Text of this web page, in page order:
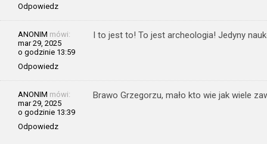
Odpowiedz
ANONIM mówi:
mar 29, 2025
o godzinie 13:59
Odpowiedz
I to jest to! To jest archeologia! Jedyny
ANONIM mówi:
mar 29, 2025
o godzinie 13:39
Odpowiedz
Brawo Grzegorzu, mało kto wie jak wiele